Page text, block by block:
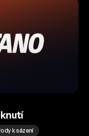
k sázení